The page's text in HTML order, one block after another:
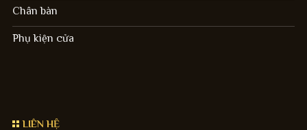
Chân bàn
Phụ kiện cửa
LIÊN HỆ